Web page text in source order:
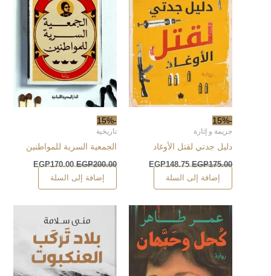
-15%
جريمة و إثارة
دليل جدتي لقتل الأوغاد
EGP175.00
EGP148.75
إضافة إلى السلة
-15%
تاريخية
الجمعية السرية للمواطنين
EGP200.00
EGP170.00
إضافة إلى السلة